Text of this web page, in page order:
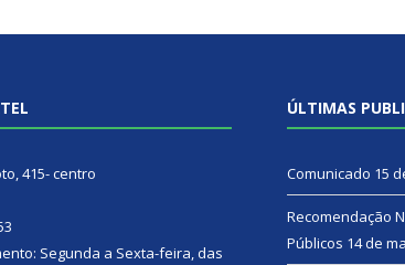
415- centro
Segunda a Sexta-feira, das
ÚLTIMAS
Comunicado 15
Recomendação
Públicos 14 de